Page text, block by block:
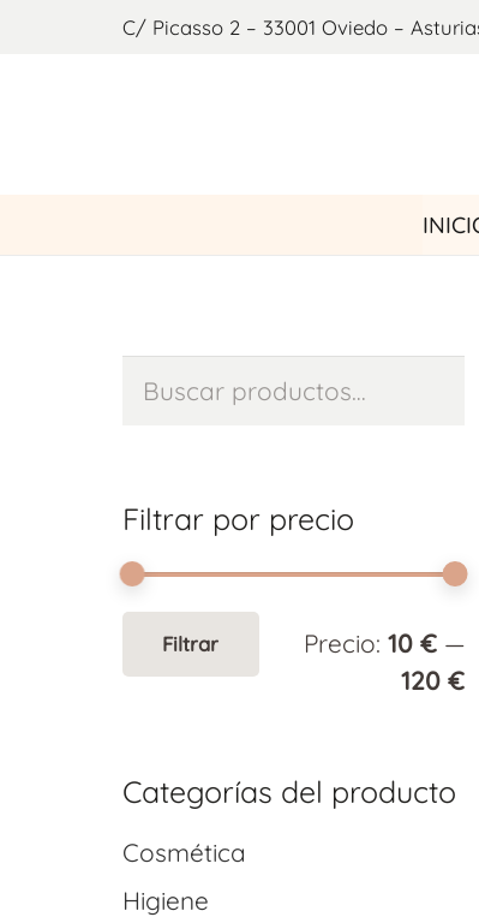
C/ Picasso 2 – 33001 Oviedo –
por:
Filtrar por precio
Filtrar Precio: 10 € —
120 €
Categorías del producto
Cosmética
Higiene